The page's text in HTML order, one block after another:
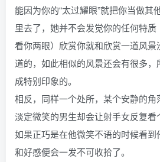
能因为你的“太过耀眼”就把你当做其
里去了，她并不会发觉你的任何特
看你两眼）欣赏你就和欣赏一道风
道的，如此相似的风景还会有很多
成特别印象的。
相反，同样一个处所，某个安静的
淡定微笑的男生却会让射手女反复看
如果正巧是在他微笑不语的时候看
和好感便会一发不可收拾了。